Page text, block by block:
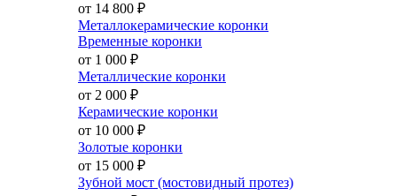
от 14 800 ₽
Металлокерамические коронки
Временные коронки
от 1 000 ₽
Металлические коронки
от 2 000 ₽
Керамические коронки
от 10 000 ₽
Золотые коронки
от 15 000 ₽
Зубной мост (мостовидный протез)